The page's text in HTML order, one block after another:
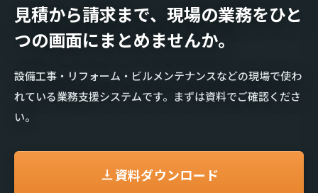
見積から請求まで、現場の業務をひと
つの画面にまとめませんか。
設備工事・リフォーム・ビルメンテナンスなどの現場で使わ
れている業務支援システムです。まずは資料でご確認くださ
い。
資料ダウンロード